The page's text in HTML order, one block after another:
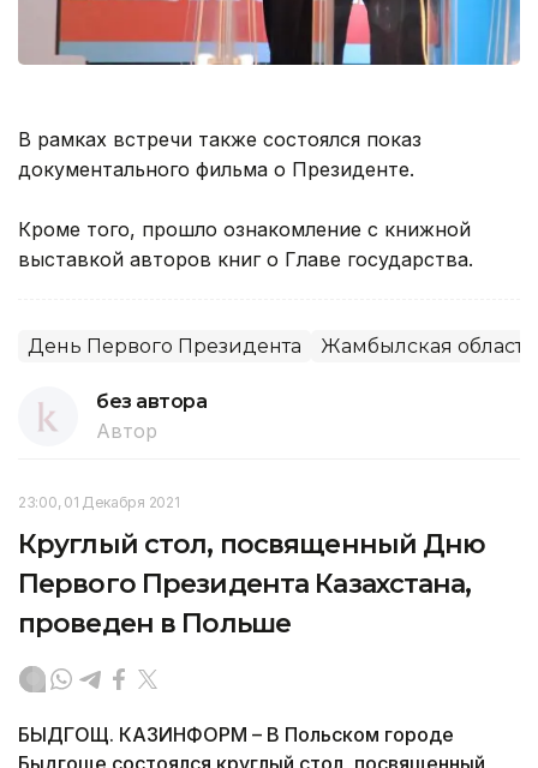
В рамках встречи также состоялся показ
документального фильма о Президенте.
Кроме того, прошло ознакомление с книжной
выставкой авторов книг о Главе государства.
День Первого Президента Жамбылская область
без автора
Автор
23:00, 01 Декабря 2021
Круглый стол, посвященный Дню
Первого Президента Казахстана,
проведен в Польше
БЫДГОЩ. КАЗИНФОРМ – В Польском городе
Быдгоще состоялся круглый стол, посвященный